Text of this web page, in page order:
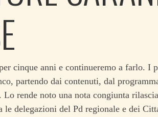
cinque anni e continueremo a farlo. I
partendo dai contenuti, dal
Lo rende noto una nota congiunta
le delegazioni del Pd regionale e dei